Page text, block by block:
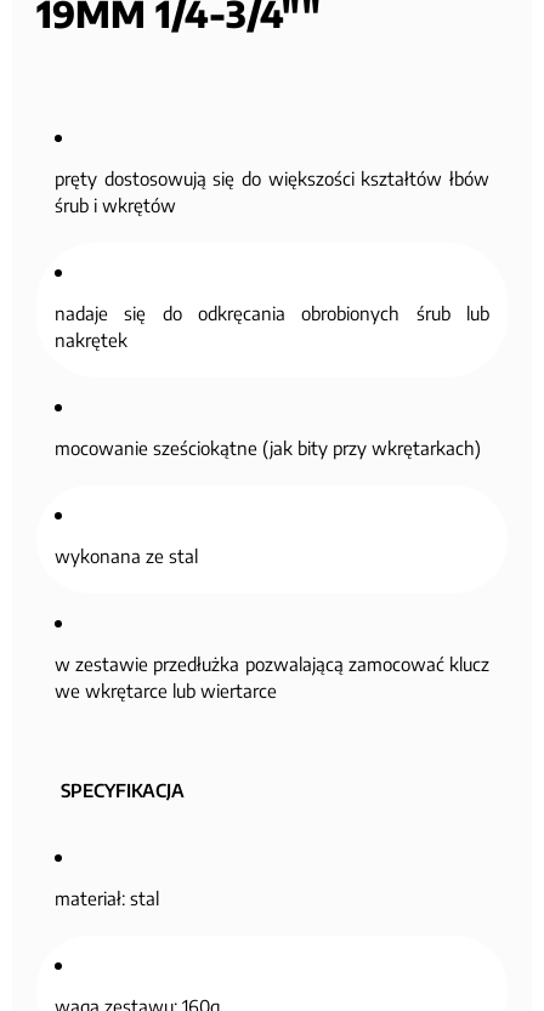
19MM 1/4-3/4""
pręty dostosowują się do większości kształtów łbów
śrub i wkrętów
nadaje się do odkręcania obrobionych śrub lub
nakrętek
mocowanie sześciokątne (jak bity przy wkrętarkach)
wykonana ze stal
w zestawie przedłużka pozwalającą zamocować klucz
we wkrętarce lub wiertarce
SPECYFIKACJA
materiał: stal
waga zestawu: 160g